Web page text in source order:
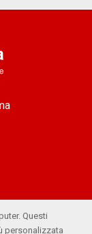
Questi
personalizzata